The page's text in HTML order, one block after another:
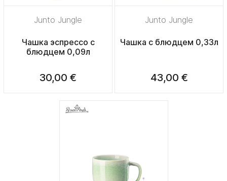
Junto Jungle
Чашка эспрессо с
блюдцем 0,09л
30,00 €
Junto Jungle
Чашка с блюдцем 0,33л
43,00 €